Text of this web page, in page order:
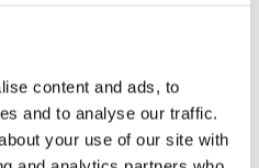
content and ads, to
and to analyse our traffic.
your use of our site with